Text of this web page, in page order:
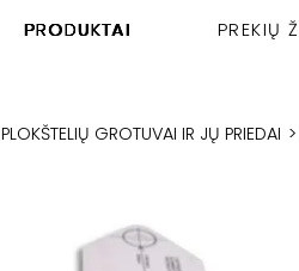
PRODUKTAI PREKIŲ
PLOKŠTELIŲ GROTUVAI IR JŲ PRIEDAI >